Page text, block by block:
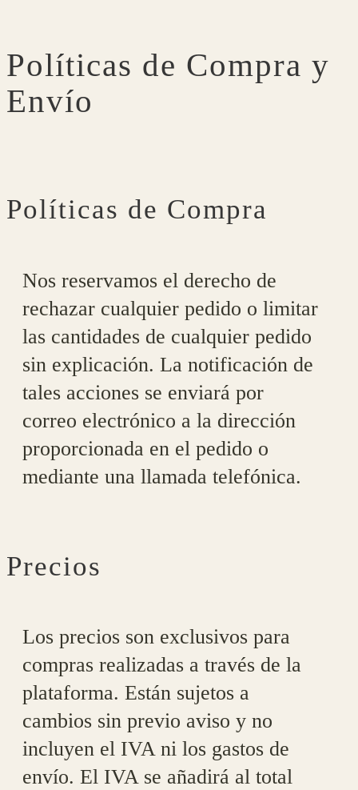
Políticas de Compra y
Envío
Políticas de Compra
Nos reservamos el derecho de
rechazar cualquier pedido o limitar
las cantidades de cualquier pedido
sin explicación. La notificación de
tales acciones se enviará por
correo electrónico a la dirección
proporcionada en el pedido o
mediante una llamada telefónica.
Precios
Los precios son exclusivos para
compras realizadas a través de la
plataforma. Están sujetos a
cambios sin previo aviso y no
incluyen el IVA ni los gastos de
envío. El IVA se añadirá al total